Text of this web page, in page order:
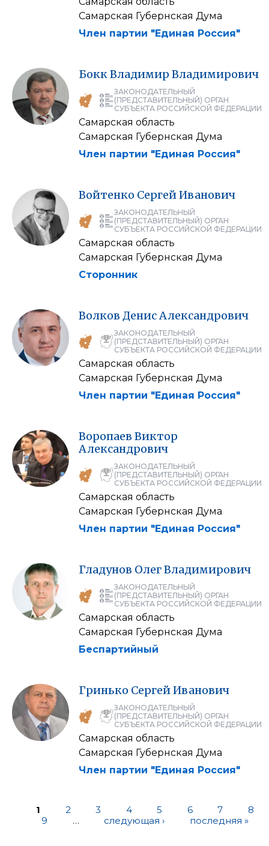
Самарская Губернская Дума
Член партии "Единая Россия"
Бокк Владимир Владимирович
ЗАКОНОДАТЕЛЬНЫЙ
(ПРЕДСТАВИТЕЛЬНЫЙ) ОРГАН
СУБЪЕКТА РОССИЙСКОЙ ФЕДЕРАЦИИ
Самарская область
Самарская Губернская Дума
Член партии "Единая Россия"
Войтенко СергейИванович
ЗАКОНОДАТЕЛЬНЫЙ
(ПРЕДСТАВИТЕЛЬНЫЙ) ОРГАН
СУБЪЕКТА РОССИЙСКОЙ ФЕДЕРАЦИИ
Самарская область
Самарская Губернская Дума
Сторонник
Волков Денис Александрович
ЗАКОНОДАТЕЛЬНЫЙ
(ПРЕДСТАВИТЕЛЬНЫЙ) ОРГАН
СУБЪЕКТА РОССИЙСКОЙ ФЕДЕРАЦИИ
Самарская область
Самарская Губернская Дума
Член партии "Единая Россия"
Воропаев Виктор
Александрович
ЗАКОНОДАТЕЛЬНЫЙ
(ПРЕДСТАВИТЕЛЬНЫЙ) ОРГАН
СУБЪЕКТА РОССИЙСКОЙ ФЕДЕРАЦИИ
Самарская область
Самарская Губернская Дума
Член партии "Единая Россия"
Гладунов ОлегВладимирович
ЗАКОНОДАТЕЛЬНЫЙ
(ПРЕДСТАВИТЕЛЬНЫЙ) ОРГАН
СУБЪЕКТА РОССИЙСКОЙ ФЕДЕРАЦИИ
Самарская область
Самарская Губернская Дума
Беспартийный
Гринько СергейИванович
ЗАКОНОДАТЕЛЬНЫЙ
(ПРЕДСТАВИТЕЛЬНЫЙ) ОРГАН
СУБЪЕКТА РОССИЙСКОЙ ФЕДЕРАЦИИ
Самарская область
Самарская Губернская Дума
Член партии "Единая Россия"
1 2 3 4 5 6 7
8
9
… следующая › последняя »